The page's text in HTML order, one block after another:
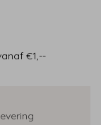
€1,--